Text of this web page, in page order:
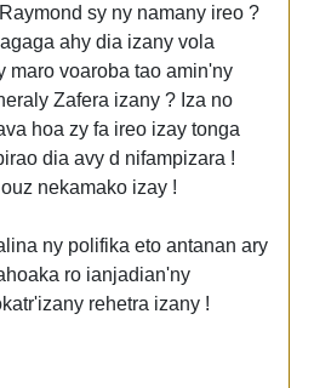
sy ny namany ireo ?
ahy dia izany vola
maro voaroba tao amin'ny
Zafera izany ? Iza no
hoa zy fa ireo izay tonga
dia avy d nifampizara !
nekamako izay !
ny polifika eto antanan ary
ro ianjadian'ny
rehetra izany !